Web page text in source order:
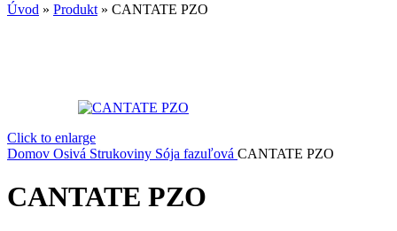
Úvod » Produkt » CANTATE PZO
Click to enlarge
Domov Osivá Strukoviny Sója fazuľová CANTATE PZO
CANTATE PZO